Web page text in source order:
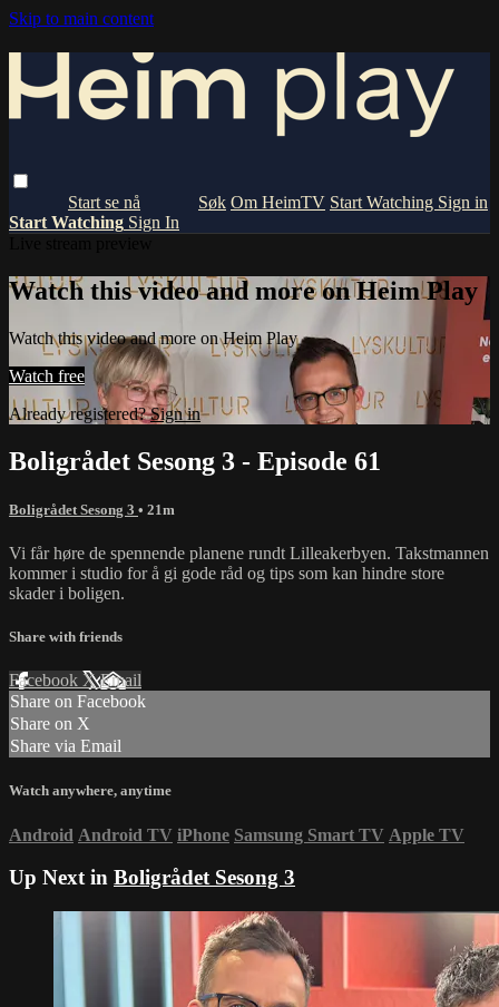
Skip to main content
Om HeimTV Start Watching Sign in
Start Watching Sign In
Watch this video and more on Heim Play
Watch this video and more on Heim Play
Watch free
Already registered?Sign in
Boligrådet Sesong 3 - Episode 61
Boligrådet Sesong 3 • 21m
Vi får høre de spennende planene rundt Lilleakerbyen. Takstmannen
kommer i studio for å gi gode råd og tips som kan hindre store
skader i boligen.
Share with friends
Facebook XEmail
Share on Facebook
Share on X
Share via Email
Watch anywhere, anytime
Android Android TV iPhone Samsung Smart TV Apple TV
Up Next in Boligrådet Sesong 3